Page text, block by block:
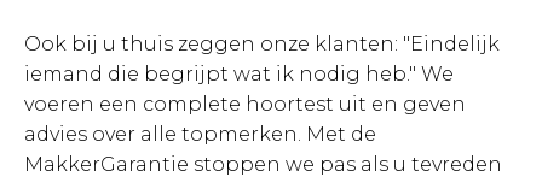
Ook bij u thuis zeggen onze klanten: "Eindelijk
iemand die begrijpt wat ik nodig heb." We
voeren een complete hoortest uit en geven
advies over alle topmerken. Met de
MakkerGarantie stoppen we pas als u tevreden